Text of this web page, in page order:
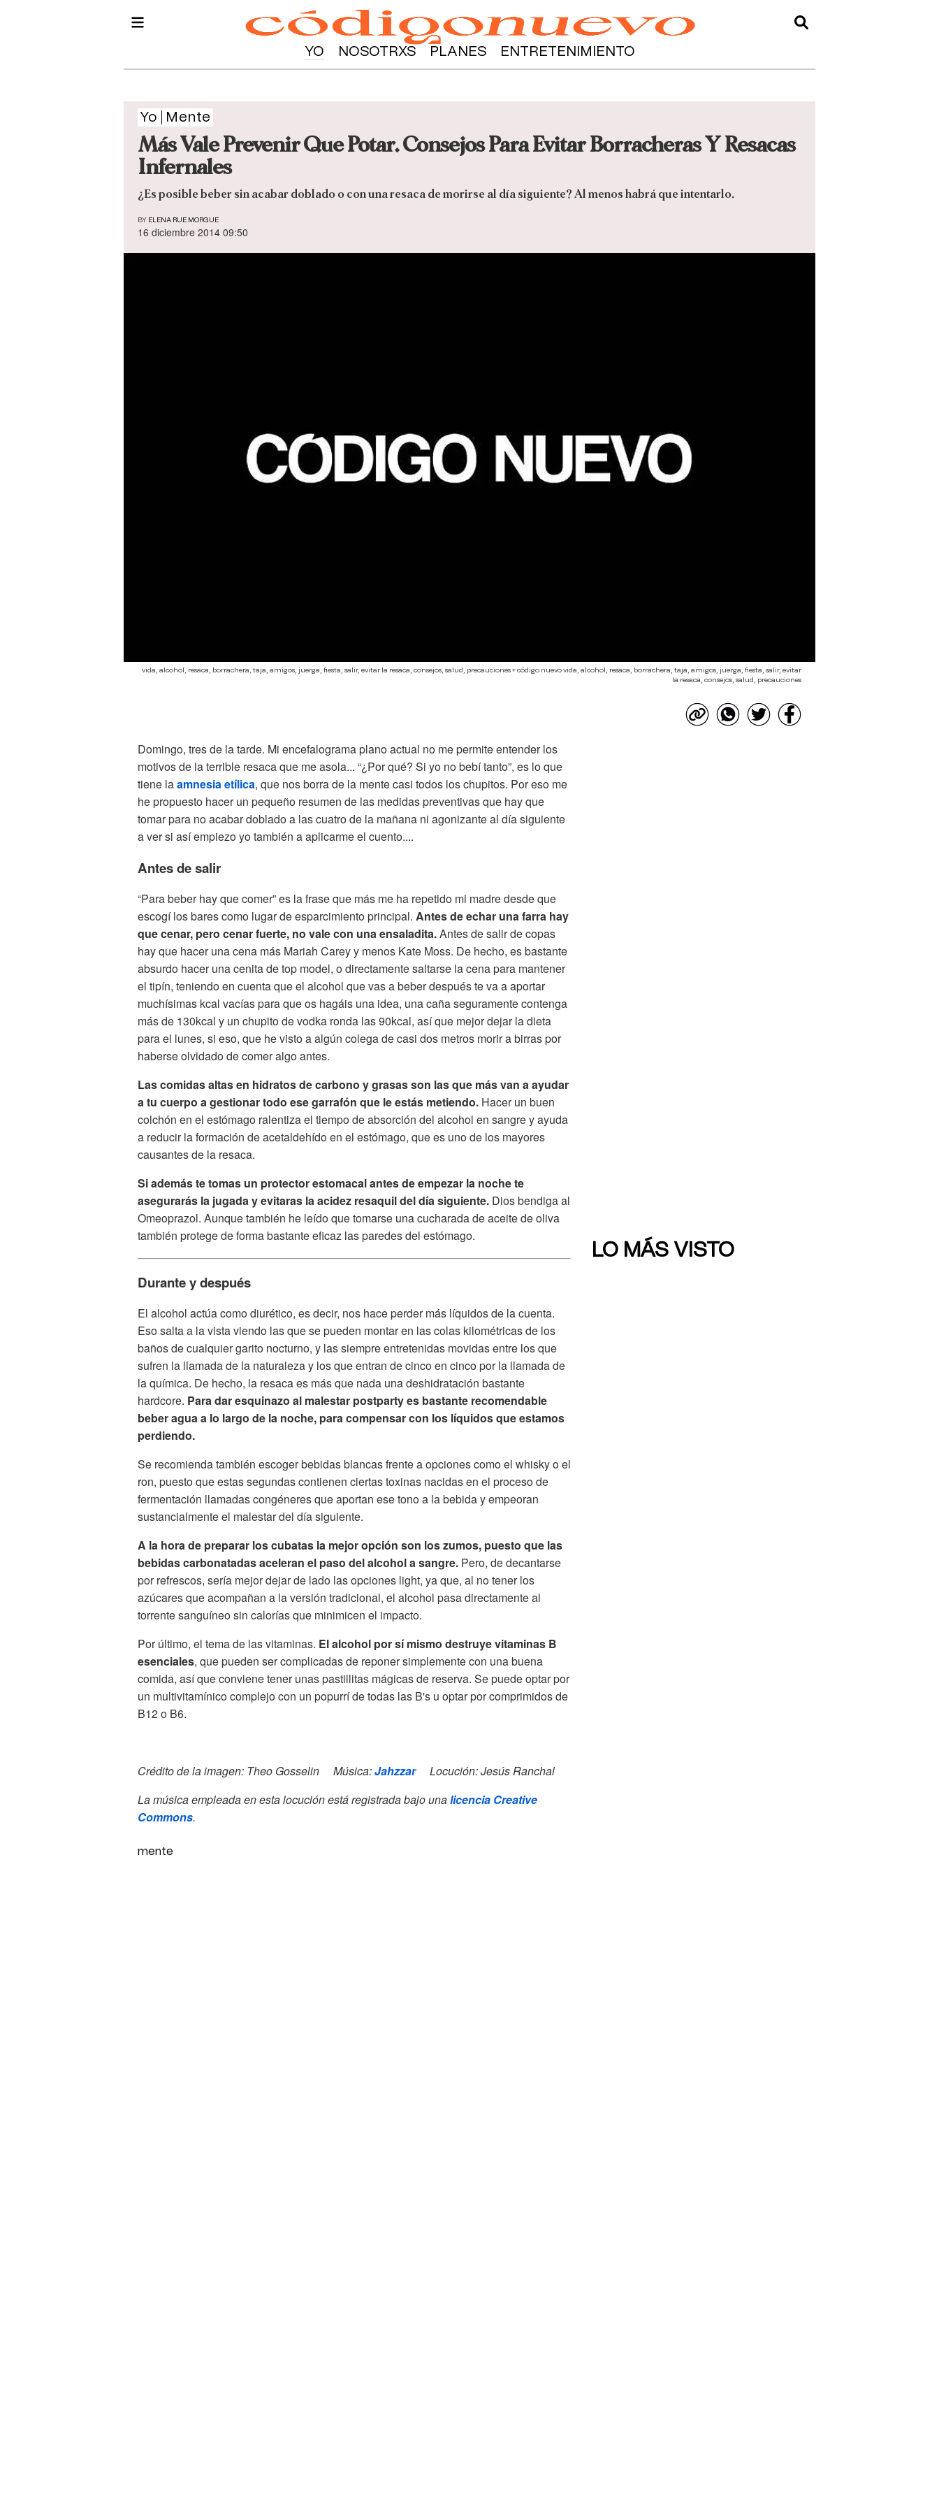
YO NOSOTRXS PLANES ENTRETENIMIENTO
Yo Mente
Más Vale Prevenir Que Potar. Consejos Para Evitar Borracheras Y Resacas
Infernales
¿Es posible beber sin acabar doblado o con una resaca de morirse al día siguiente? Al menos habrá que intentarlo.
BY ELENA RUE MORGUE
16 diciembre 2014 09:50
vida, alcohol, resaca, borrachera, taja, amigos, juerga, fiesta, salir, evitar la resaca, consejos, salud, precauciones + código nuevo vida, alcohol, resaca, borrachera, taja, amigos, juerga, fiesta, salir, evitar
la resaca, consejos, salud, precauciones
Domingo, tres de la tarde. Mi encefalograma plano actual no me permite entender los
motivos de la terrible resaca que me asola... “¿Por qué? Si yo no bebí tanto”, es lo que
tiene laamnesia etílica, que nos borra de la mente casi todos los chupitos. Por eso me
he propuesto hacer un pequeño resumen de las medidas preventivas que hay que
tomar para no acabar doblado a las cuatro de la mañana ni agonizante al día siguiente
a ver si así empiezo yo también a aplicarme el cuento....
Antes de salir
“Para beber hay que comer” es la frase que más me ha repetido mi madre desde que
escogí los bares como lugar de esparcimiento principal. Antes de echar una farra hay
que cenar, pero cenar fuerte, no vale con una ensaladita.Antes de salir de copas
hay que hacer una cena más Mariah Carey y menos Kate Moss. De hecho, es bastante
absurdo hacer una cenita de top model, o directamente saltarse la cena para mantener
el tipín, teniendo en cuenta que el alcohol que vas a beber después te va a aportar
muchísimas kcal vacías para que os hagáis una idea, una caña seguramente contenga
más de 130kcal y un chupito de vodka ronda las 90kcal, así que mejor dejar la dieta
para el lunes, si eso, que he visto a algún colega de casi dos metros morir a birras por
haberse olvidado de comer algo antes.
Las comidas altas en hidratos de carbono y grasas son las que más van a ayudar
a tu cuerpo a gestionar todo ese garrafón que le estás metiendo. Hacer un buen
colchón en el estómago ralentiza el tiempo de absorción del alcohol en sangre y ayuda
a reducir la formación de acetaldehído en el estómago, que es uno de los mayores
causantes de la resaca.
Si además te tomas un protector estomacal antes de empezar la noche te
asegurarás la jugada y evitaras la acidez resaquil del día siguiente. Dios bendiga al
Omeoprazol. Aunque también he leído que tomarse una cucharada de aceite de oliva
también protege de forma bastante eficaz las paredes del estómago.
Durante y después
El alcohol actúa como diurético, es decir, nos hace perder más líquidos de la cuenta.
Eso salta a la vista viendo las que se pueden montar en las colas kilométricas de los
baños de cualquier garito nocturno, y las siempre entretenidas movidas entre los que
sufren la llamada de la naturaleza y los que entran de cinco en cinco por la llamada de
la química. De hecho, la resaca es más que nada una deshidratación bastante
hardcore. Para dar esquinazo al malestar postparty es bastante recomendable
beber agua a lo largo de la noche, para compensar con los líquidos que estamos
perdiendo.
Se recomienda también escoger bebidas blancas frente a opciones como el whisky o el
ron, puesto que estas segundas contienen ciertas toxinas nacidas en el proceso de
fermentación llamadas congéneres que aportan ese tono a la bebida y empeoran
sustancialmente el malestar del día siguiente.
A la hora de preparar los cubatas la mejor opción son los zumos, puesto que las
bebidas carbonatadas aceleran el paso del alcohol a sangre. Pero, de decantarse
por refrescos, sería mejor dejar de lado las opciones light, ya que, al no tener los
azúcares que acompañan a la versión tradicional, el alcohol pasa directamente al
torrente sanguíneo sin calorías que minimicen el impacto.
Por último, el tema de las vitaminas. El alcohol por sí mismo destruye vitaminas B
esenciales, que pueden ser complicadas de reponer simplemente con una buena
comida, así que conviene tener unas pastillitas mágicas de reserva. Se puede optar por
un multivitamínico complejo con un popurrí de todas las B's u optar por comprimidos de
B12 o B6.
Crédito de la imagen: Theo Gosselin Música:JahzzarLocución: Jesús Ranchal
La música empleada en esta locución está registrada bajo unalicencia Creative
Commons.
mente
LO MÁS VISTO